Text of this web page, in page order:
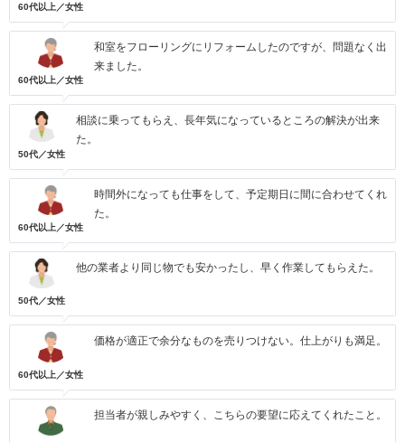
60代以上／女性
60代以上／女性
和室をフローリングにリフォームしたのですが、問題なく出
来ました。
50代／女性
相談に乗ってもらえ、長年気になっているところの解決が出来
た。
60代以上／女性
時間外になっても仕事をして、予定期日に間に合わせてくれ
た。
50代／女性
他の業者より同じ物でも安かったし、早く作業してもらえた。
60代以上／女性
価格が適正で余分なものを売りつけない。仕上がりも満足。
担当者が親しみやすく、こちらの要望に応えてくれたこと。